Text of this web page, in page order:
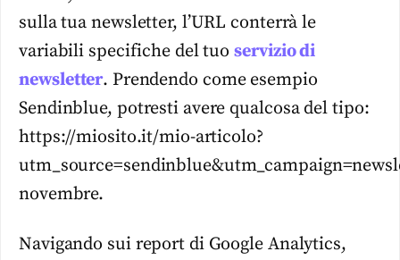
sulla tua newsletter, l’URL conterrà le
variabili specifiche del tuoservizio di
newsletter. Prendendo come esempio
Sendinblue, potresti avere qualcosa del tipo:
https://miosito.it/mio-articolo?
novembre.
Navigando sui report di Google Analytics,